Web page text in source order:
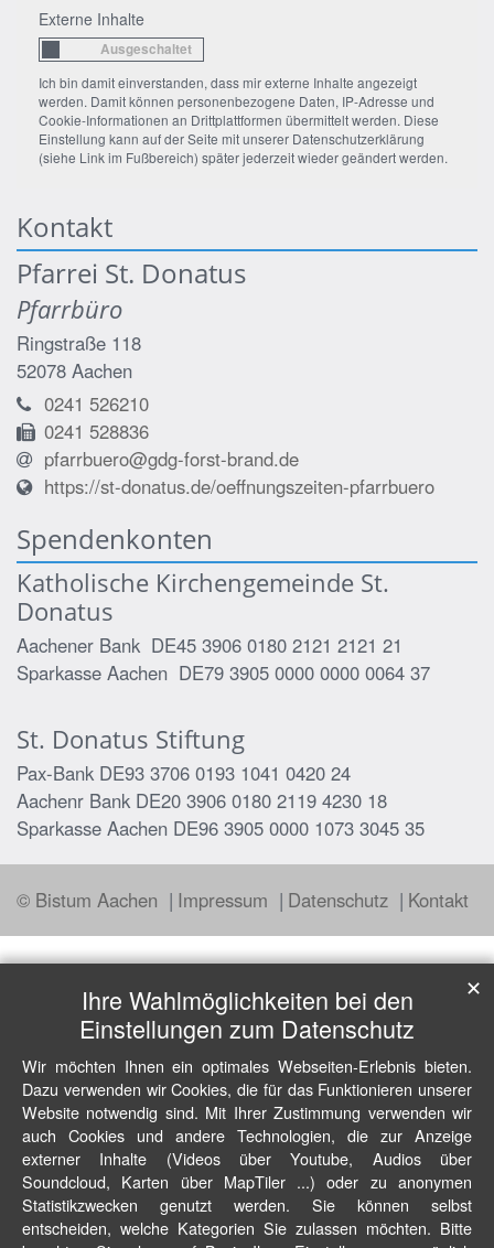
Externe Inhalte
Ich bin damit einverstanden, dass mir externe Inhalte angezeigt
werden. Damit können personenbezogene Daten, IP-Adresse und
Cookie-Informationen an Drittplattformen übermittelt werden. Diese
Einstellung kann auf der Seite mit unserer Datenschutzerklärung
(siehe Link im Fußbereich) später jederzeit wieder geändert werden.
Kontakt
Pfarrei St. Donatus
Pfarrbüro
Ringstraße 118
52078 Aachen
0241 526210
0241 528836
pfarrbuero@gdg-forst-brand.de
https://st-donatus.de/oeffnungszeiten-pfarrbuero
Spendenkonten
Katholische Kirchengemeinde St.
Donatus
Aachener Bank DE45 3906 0180 2121 2121 21
Sparkasse Aachen DE79 3905 0000 0000 0064 37
St. Donatus Stiftung
Pax-Bank DE93 3706 0193 1041 0420 24
Aachenr Bank DE20 3906 0180 2119 4230 18
Sparkasse Aachen DE96 3905 0000 1073 3045 35
© Bistum Aachen Impressum Datenschutz Kontakt
Ihre Wahlmöglichkeiten bei den
Einstellungen zum Datenschutz
Wir möchten Ihnen ein optimales Webseiten-Erlebnis bieten.
Dazu verwenden wir Cookies, die für das Funktionieren unserer
Website notwendig sind. Mit Ihrer Zustimmung verwenden wir
auch Cookies und andere Technologien, die zur Anzeige
externer Inhalte (Videos über Youtube, Audios über
Soundcloud, Karten über MapTiler ...) oder zu anonymen
Statistikzwecken genutzt werden. Sie können selbst
entscheiden, welche Kategorien Sie zulassen möchten. Bitte
✕